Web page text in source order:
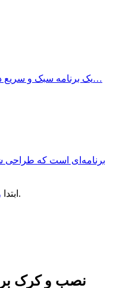
Xee یک برنامه سبک و سریع در رابطه با نمایش و مرورگر…
ابتدا تا بتوانید دیدگاهی ارسال کنید.
نصب و کرک